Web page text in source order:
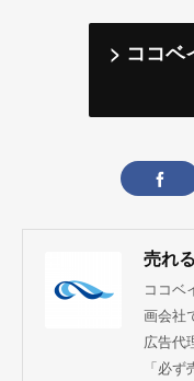
> ココベ
ココベ
画会社
広告代
「必